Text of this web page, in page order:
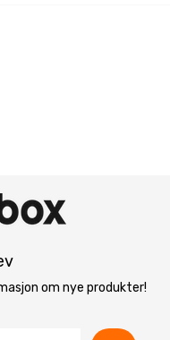
om nye produkter!